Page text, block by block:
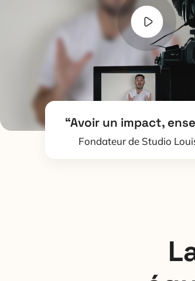
“Avoir un impact,
Fondateur de Studio